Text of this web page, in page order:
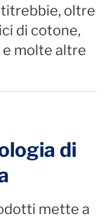
oltre
di cotone,
e molte altre
di
mette a